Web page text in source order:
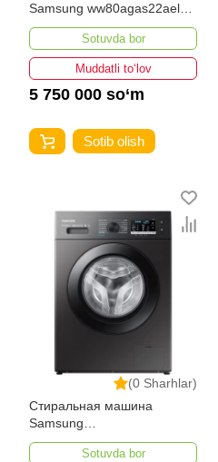
Samsung ww80agas22aeld
8-кг
Sotuvda bor
Muddatli to‘lov
5 750 000 so‘m
Sotib olish
(0 Sharhlar)
Стиральная машина
Samsung
WW70AG5S21CXLD
Sotuvda bor